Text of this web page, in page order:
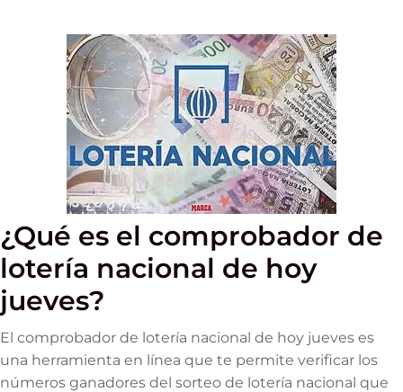
¿Qué es el comprobador de
lotería nacional de hoy
jueves?
El comprobador de lotería nacional de hoy jueves es
una herramienta en línea que te permite verificar los
números ganadores del sorteo de lotería nacional que